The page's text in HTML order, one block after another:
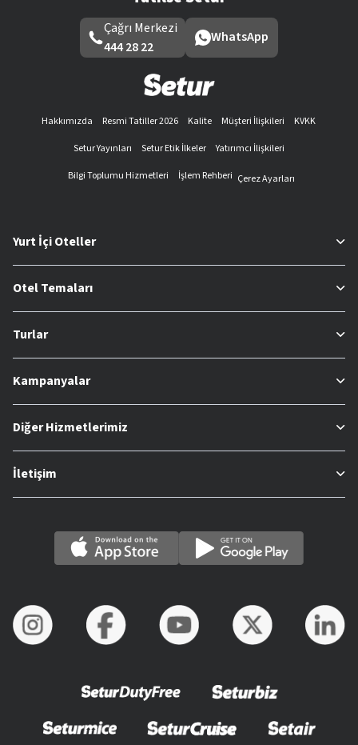
Çağrı Merkezi
444 28 22
WhatsApp
Hakkımızda Resmi Tatiller 2026 Kalite Müşteri İlişkileri
KVKK
Setur Yayınları
Setur Etik İlkeler
Yatırımcı İlişkileri
Bilgi Toplumu Hizmetleri
İşlem Rehberi Çerez Ayarları
Yurt İçi Oteller
Otel Temaları
Turlar
Kampanyalar
Diğer Hizmetlerimiz
İletişim